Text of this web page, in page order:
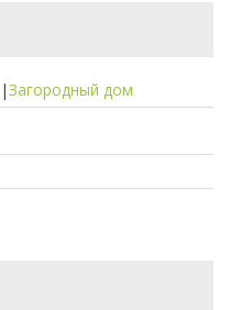
|Загородный дом